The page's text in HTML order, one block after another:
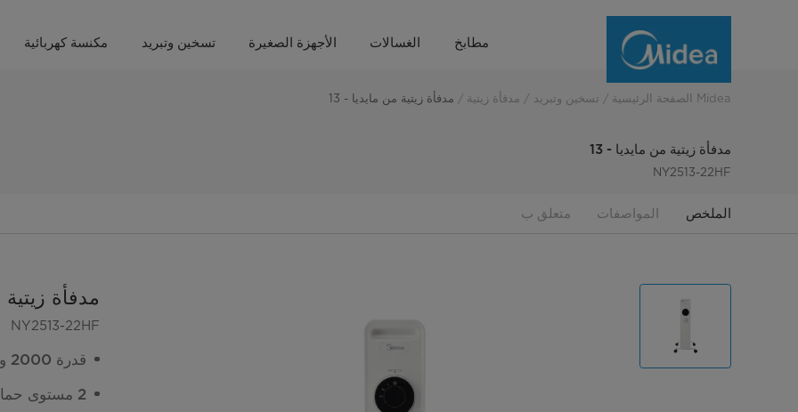
مطابخ الغسالات الأجهزة الصغيرة تسخين وتبريد مكنسة كهربائية
Midea الصفحة الرئيسية تسخين وتبريد مدفأة زيتية مدفأة زيتية من مايديا - 13
مدفأة زيتية من مايديا - 13
NY2513-22HF
الملخص المواصفات متعلق ب
مدفأة زيتية
NY2513-22HF
قدرة 2000 واط
2 مستوى حماية من الحرارة الزائدة